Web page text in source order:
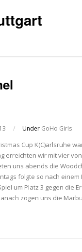
/ Under GoHo Girls
Cup K(C)arlsruhe
erreichten wir mit vier
uns abends die
folgte so nach
um Platz 3 gegen die
zogen uns die